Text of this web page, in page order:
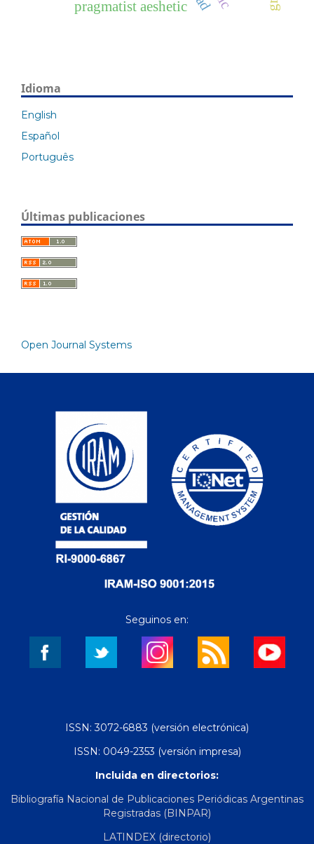
pragmatist aeshetic
Idioma
English
Español
Português
Últimas publicaciones
Open Journal Systems
Seguinos en:
ISSN: 3072-6883 (versión electrónica)
ISSN: 0049-2353 (versión impresa)
Incluida en directorios:
Bibliografía Nacional de Publicaciones Periódicas Argentinas
Registradas (BINPAR)
LATINDEX (directorio)